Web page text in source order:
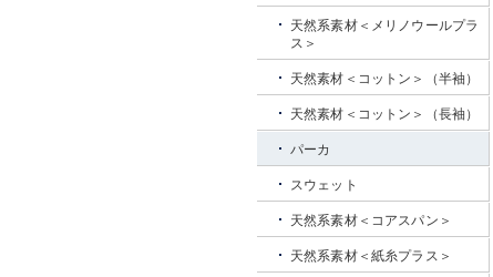
天然系素材＜メリノウールプラ
ス＞
天然素材＜コットン＞（半袖）
天然素材＜コットン＞（長袖）
パーカ
スウェット
天然系素材＜コアスパン＞
天然系素材＜紙糸プラス＞